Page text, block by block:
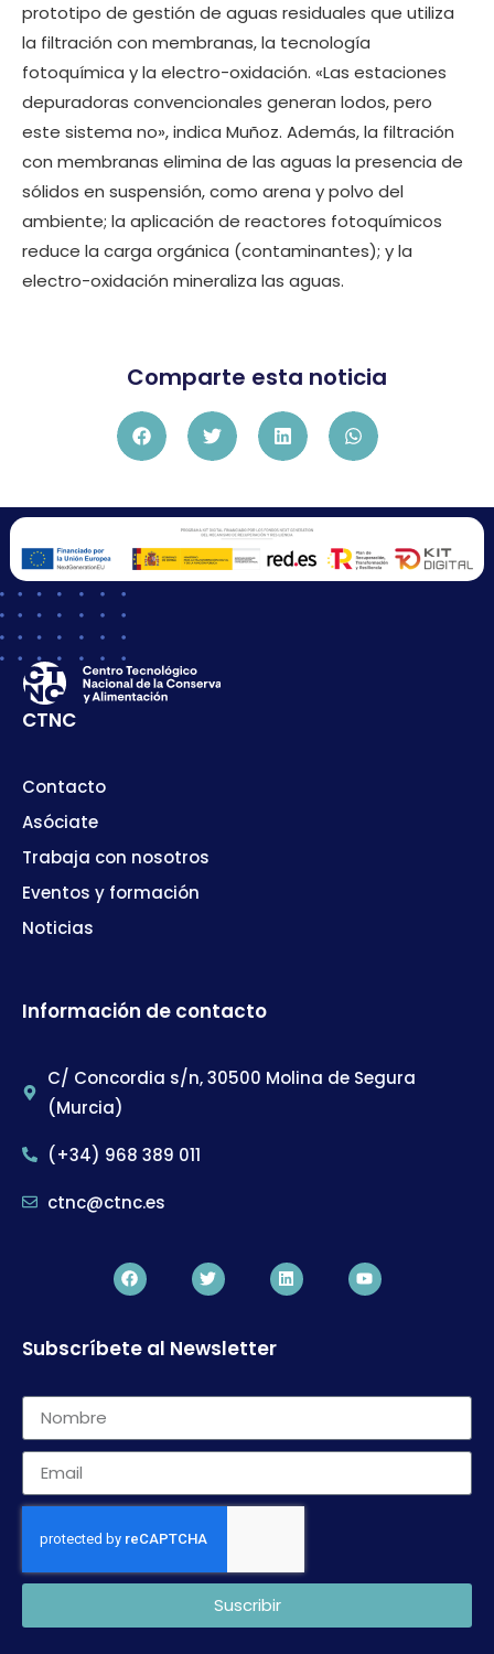
prototipo de gestión de aguas residuales que utiliza
la filtración con membranas, la tecnología
fotoquímica y la electro-oxidación. «Las estaciones
depuradoras convencionales generan lodos, pero
este sistema no», indica Muñoz. Además, la filtración
con membranas elimina de las aguas la presencia de
sólidos en suspensión, como arena y polvo del
ambiente; la aplicación de reactores fotoquímicos
reduce la carga orgánica (contaminantes); y la
electro-oxidación mineraliza las aguas.
Comparte esta noticia
CTNC
Contacto
Asóciate
Trabaja con nosotros
Eventos y formación
Noticias
Información de contacto
C/ Concordia s/n, 30500 Molina de Segura
(Murcia)
(+34) 968 389 011
ctnc@ctnc.es
Subscríbete al Newsletter
Suscribir